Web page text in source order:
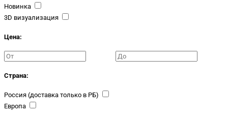
Новинка
3D визуализация
Цена:
Страна:
Россия (доставка только в РБ)
Европа